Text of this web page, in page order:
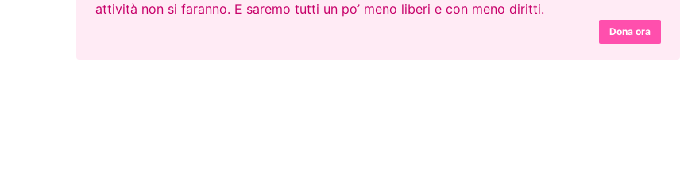
attività non si faranno. E saremo tutti un po’ meno liberi e con meno diritti.
Dona ora